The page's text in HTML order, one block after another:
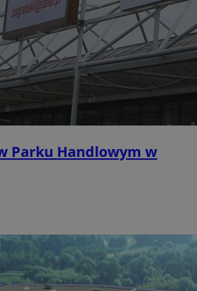
Parku Handlowym w